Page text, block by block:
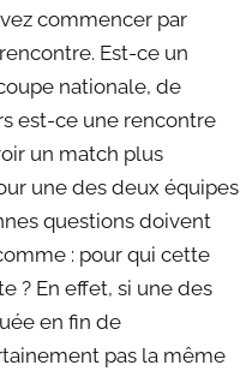
commencer par
Est-ce un
nationale, de
est-ce une rencontre
un match plus
une des deux équipes
questions doivent
: pour qui cette
? En effet, si une des
en fin de
pas la même